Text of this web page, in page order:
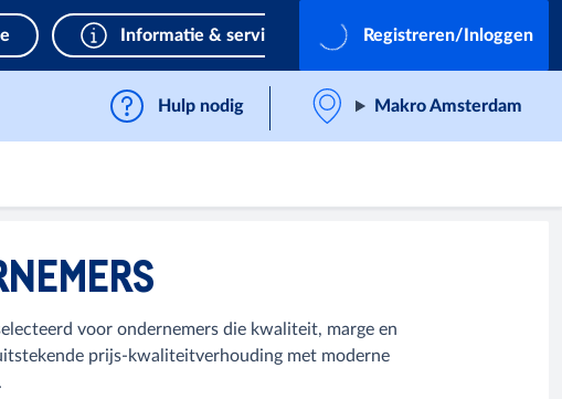
Informatie & services Registreren/Inloggen
Hulp nodig Makro Amsterdam
voor ondernemers die kwaliteit, marge en
prijs‑kwaliteitverhouding met moderne